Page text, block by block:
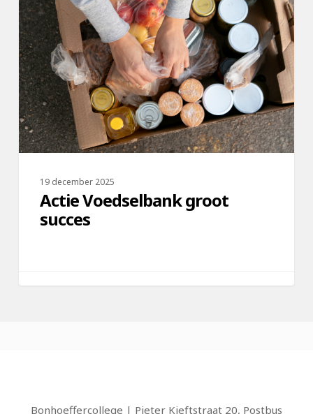
groot
succes
19 december 2025
Actie Voedselbank groot
succes
Bonhoeffercollege | Pieter Kieftstraat 20, Postbus